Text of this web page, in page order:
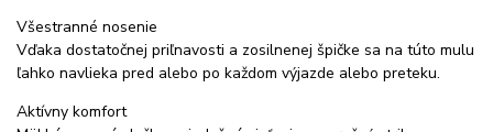
Všestranné nosenie
Vďaka dostatočnej priľnavosti a zosilnenej špičke sa na túto mulu
ľahko navlieka pred alebo po každom výjazde alebo preteku.
Aktívny komfort